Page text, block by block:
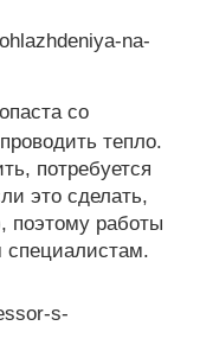
со
тепло.
потребуется
это сделать,
поэтому работы